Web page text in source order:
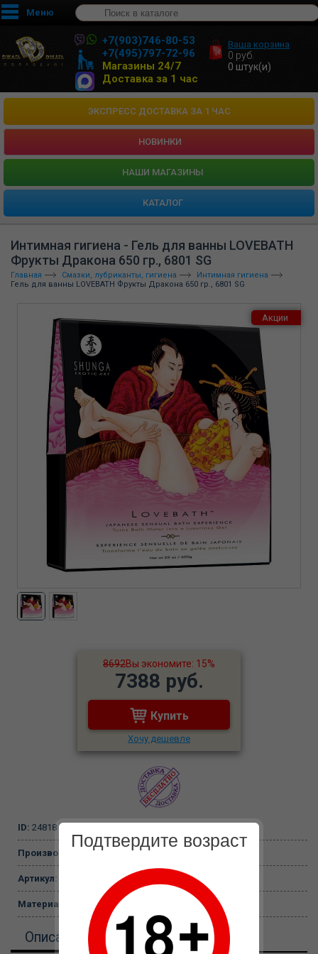
Меню
+7(903)746-80-53
+7(495)797-72-96
Магазины 24/7
Доставка за 1 час
Ваша корзина
0 руб.
0 штук(и)
ЭКСПРЕСС ДОСТАВКА ЗА 1 ЧАС
НОВИНКИ
HАШИ МАГАЗИНЫ
КАТАЛОГ
Интимная гигиена - Гель для ванны LOVEBATH
Фрукты Дракона 650 гр., 6801 SG
Главная Смазки, лубриканты, гигиена
Интимная гигиена
Гель для ванны LOVEBATH Фрукты Дракона 650 гр., 6801 SG
Акции
8692Вы экономите: 15%
7388 руб.
Купить
Хочу дешевле
ID: 24818
Производитель: Shunga, Канада
Артикул:
Материал: не задан
Описание
Подтвердите возраст